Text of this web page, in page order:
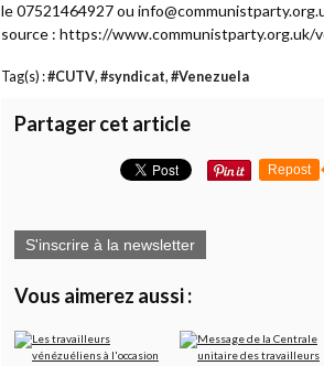
le 07521464927 ou
source : https://www.communistparty.org.uk/
Tag(s) :#CUTV, #syndicat, #Venezuela
Partager cet article
Repost
S'inscrire à la newsletter
Vous aimerez aussi :